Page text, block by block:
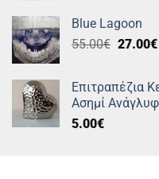
55.00€.
Blue Lagoon
55.00€ Original
55.00€.
27.00€Η
Επιτραπέζια
Ασημί
5.00€